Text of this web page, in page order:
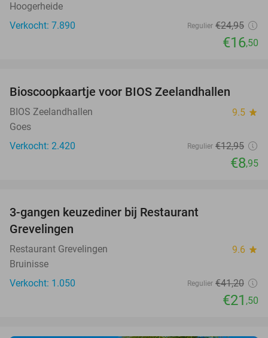
Hoogerheide
Verkocht: 7.890
Regulier €24,95
€16,50
Bioscoopkaartje voor BIOS Zeelandhallen
BIOS Zeelandhallen 9.5 star
Goes
Verkocht: 2.420
Regulier €12,95
€8,95
3-gangen keuzediner bij Restaurant
Grevelingen
Restaurant Grevelingen 9.6 star
Bruinisse
Verkocht: 1.050
Regulier €41,20
€21 ,50